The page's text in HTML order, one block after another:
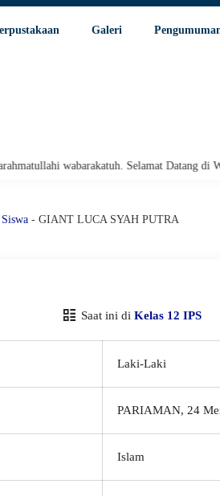
Galeri
wabarakatuh. Selamat Datang di
Siswa- GIANT LUCA SYAH PUTRA
Saat ini di Kelas 12 IPS
Laki-Laki
PARIAMAN, 24
Islam